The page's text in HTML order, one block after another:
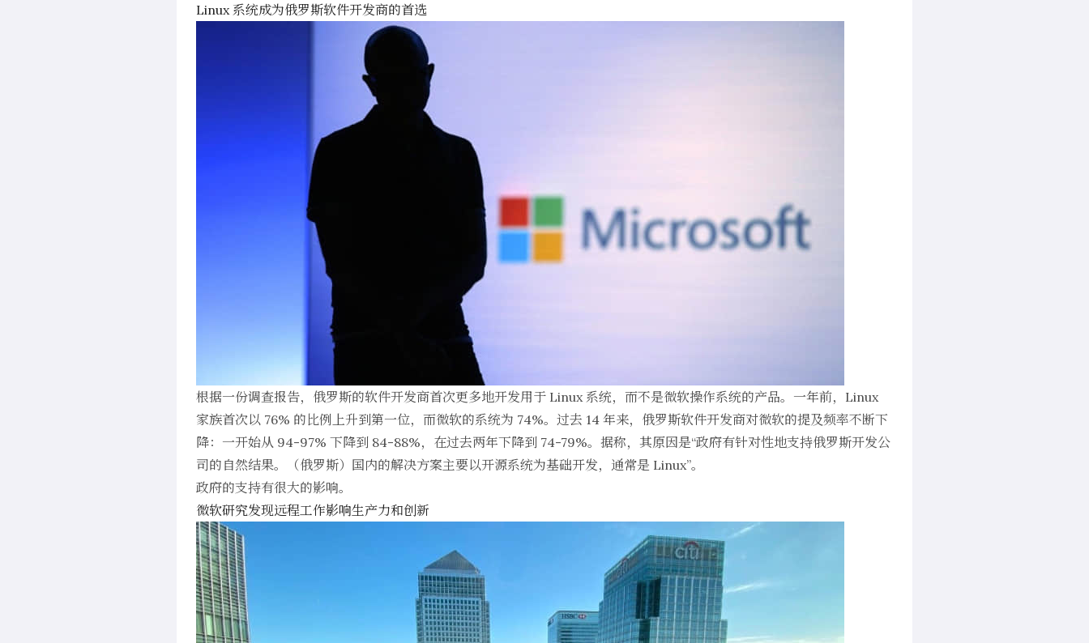
Linux 系统成为俄罗斯软件开发商的首选
根据一份调查报告，俄罗斯的软件开发商首次更多地开发用于 Linux 系统，而不是微软操作系统的产品。一年前，Linux
家族首次以 76% 的比例上升到第一位，而微软的系统为 74%。过去 14 年来，俄罗斯软件开发商对微软的提及频率不断下
降：一开始从 94-97% 下降到 84-88%，在过去两年下降到 74-79%。据称，其原因是“政府有针对性地支持俄罗斯开发公
司的自然结果。（俄罗斯）国内的解决方案主要以开源系统为基础开发，通常是 Linux”。
政府的支持有很大的影响。
微软研究发现远程工作影响生产力和创新